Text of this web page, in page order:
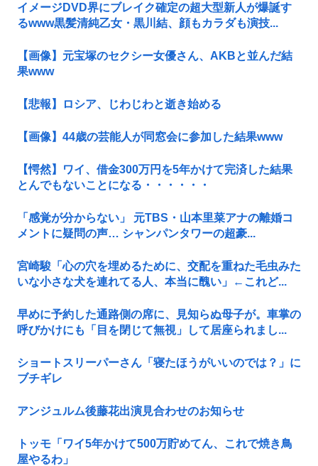
イメージDVD界にブレイク確定の超大型新人が爆誕す
るwww黒髪清純乙女・黒川結、顔もカラダも演技...
【画像】元宝塚のセクシー女優さん、AKBと並んだ結
果www
【悲報】ロシア、じわじわと逝き始める
【画像】44歳の芸能人が同窓会に参加した結果www
【愕然】ワイ、借金300万円を5年かけて完済した結果
とんでもないことになる・・・・・・
「感覚が分からない」 元TBS・山本里菜アナの離婚コ
メントに疑問の声… シャンパンタワーの超豪...
宮崎駿「心の穴を埋めるために、交配を重ねた毛虫みた
いな小さな犬を連れてる人、本当に醜い」←これど...
早めに予約した通路側の席に、見知らぬ母子が。車掌の
呼びかけにも「目を閉じて無視」して居座られまし...
ショートスリーパーさん「寝たほうがいいのでは？」に
ブチギレ
アンジュルム後藤花出演見合わせのお知らせ
トッモ「ワイ5年かけて500万貯めてん、これで焼き鳥
屋やるわ」